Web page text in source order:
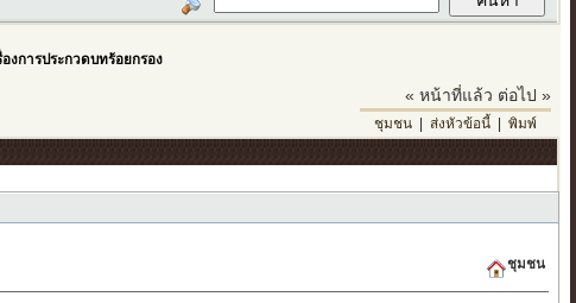
การประกวดบทร้อยกรอง
« หน้าที่แล้ว ต่อไป »
ชุมชน| ส่งหัวข้อนี้| พิมพ์
ชุมชน